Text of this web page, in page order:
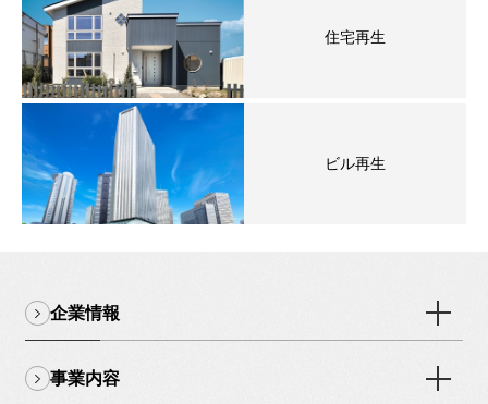
住宅再生
ビル再生
企業情報
事業内容